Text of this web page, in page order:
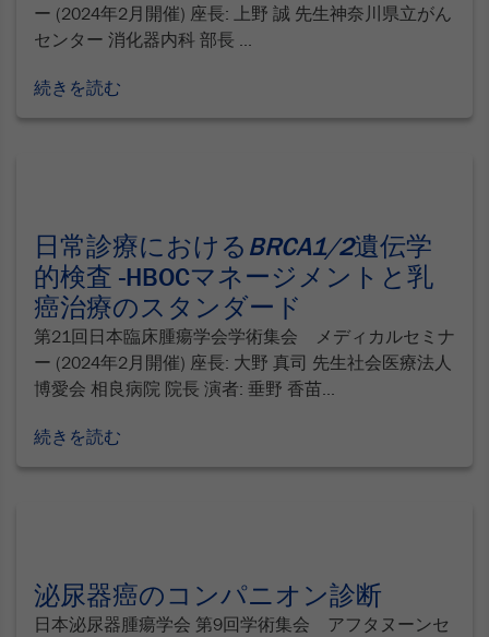
ー (2024年2月開催) 座長: 上野 誠 先生神奈川県立がん
センター 消化器内科 部長 ...
続きを読む
日常診療における BRCA1/2遺伝学
的検査 -HBOCマネージメントと乳
癌治療のスタンダード
第21回日本臨床腫瘍学会学術集会 メディカルセミナ
ー (2024年2月開催) 座長: 大野 真司 先生社会医療法人
博愛会 相良病院 院長 演者: 垂野 香苗...
続きを読む
泌尿器癌のコンパニオン診断
日本泌尿器腫瘍学会 第9回学術集会 アフタヌーンセ